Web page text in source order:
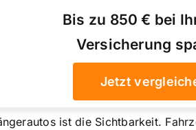
Bis zu 850 € bei
Versicherung
Jetzt
ist die Sichtbarkeit.